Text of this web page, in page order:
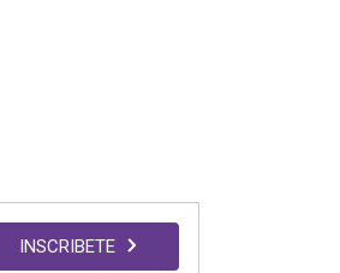
INSCRIBETE